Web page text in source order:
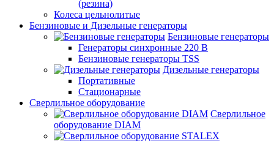
(резина)
Колеса цельнолитые
Бензиновые и Дизельные генераторы
Бензиновые генераторы
Генераторы синхронные 220 В
Бензиновые генераторы TSS
Дизельные генераторы
Портативные
Стационарные
Сверлильное оборудование
Сверлильное
оборудование DIAM